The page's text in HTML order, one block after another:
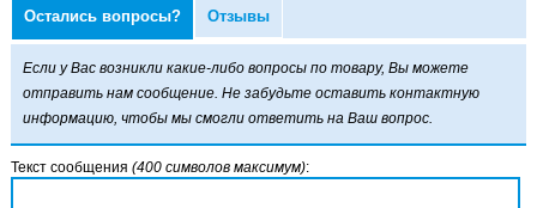
Остались вопросы? Отзывы
Если у Вас возникли какие-либо вопросы по товару, Вы можете
отправить нам сообщение. Не забудьте оставить контактную
информацию, чтобы мы смогли ответить на Ваш вопрос.
Текст сообщения (400 символов максимум):